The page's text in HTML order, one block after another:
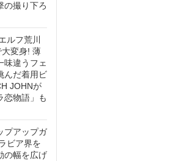
の撮り下ろ
ルフ荒川
大変身! 薄
味違うフェ
んだ着用ビ
JOHNが
恋物語」も
プアップガ
ビア界を
の幅を広げ